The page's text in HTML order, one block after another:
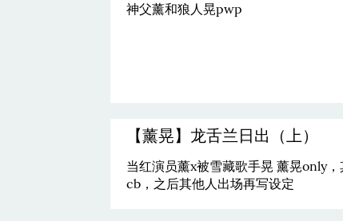
神父薰和狼人晃pwp
【薰晃】龙舌兰日出（上）
当红演员薰x被雪藏歌手晃 薰晃only，
cb，之后其他人出场再写设定